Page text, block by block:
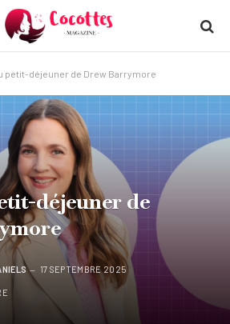
petit-déjeuner de Drew Barrymore
déjeuner de
17 SEPTEMBRE 2025